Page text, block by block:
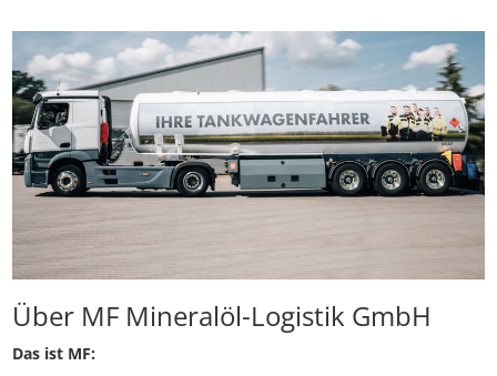
Über MF Mineralöl-Logistik GmbH
Das ist MF: